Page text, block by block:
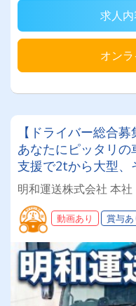
求人
オン
【ドライバー総合
あなたにピッタリ
支援で2tから大型、
プアップも可能！10
い教育制度で「プロ
明和運送株式会社 本社
動画あり 賞与あ